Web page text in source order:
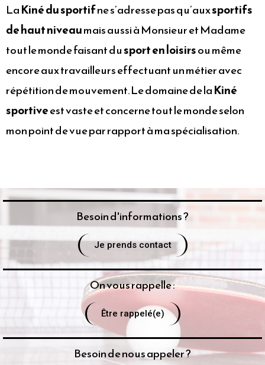
LaKiné du sportifne s’adresse pas qu’auxsportifs
de haut niveaumais aussi à Monsieur et Madame
tout le monde faisant dusport en loisirsou même
encore aux travailleurs effectuant un métier avec
répétition de mouvement. Le domaine de laKiné
sportiveest vaste et concerne tout le monde selon
mon point de vue par rapport à ma spécialisation.
Besoin d'informations ?
Je prends contact
On vous rappelle :
Être rappelé(e)
Besoin de nous appeler ?